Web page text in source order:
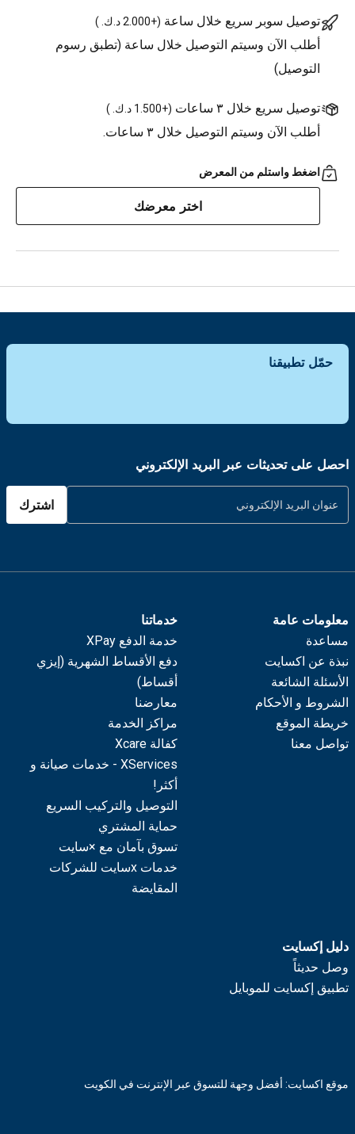
توصيل سوبر سريع خلال ساعة (+2.000 د.ك. )
أطلب الآن وسيتم التوصيل خلال ساعة (تطبق رسوم
التوصيل)
توصيل سريع خلال ٣ ساعات (+1.500 د.ك. )
أطلب الآن وسيتم التوصيل خلال ٣ ساعات.
اضغط واستلم من المعرض
اختر معرضك
حمّل تطبيقنا
احصل على تحديثات عبر البريد الإلكتروني
اشترك
معلومات عامة
مساعدة
نبذة عن اكسايت
الأسئلة الشائعة
الشروط و الأحكام
خريطة الموقع
تواصل معنا
خدماتنا
خدمة الدفع XPay
دفع الأقساط الشهرية (إيزي
أقساط)
معارضنا
مراكز الخدمة
كفالة Xcare
XServices - خدمات صيانة و
أكثر!
التوصيل والتركيب السريع
حماية المشتري
تسوق بآمان مع ×سايت
خدمات xسايت للشركات
المقايضة
دليل إكسايت
وصل حديثاً
تطبيق إكسايت للموبايل
موقع اكسايت: أفضل وجهة للتسوق عبر الإنترنت في الكويت